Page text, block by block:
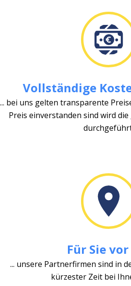
Vollständige
... bei uns gelten transparente
Preis einverstanden sind wird
Für Sie
... unsere Partnerfirmen sind in
kürzester Zeit bei